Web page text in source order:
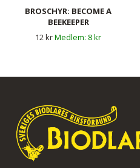
BROSCHYR: BECOME A
BEEKEEPER
12 kr
8 kr